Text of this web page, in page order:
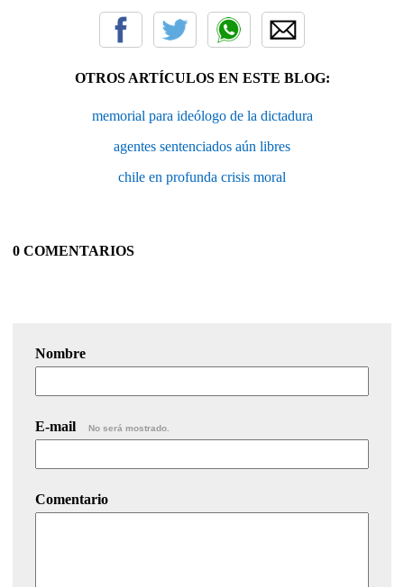
OTROS ARTÍCULOS EN ESTE BLOG:
memorial para ideólogo de la dictadura
agentes sentenciados aún libres
chile en profunda crisis moral
0 COMENTARIOS
Nombre
E-mail No será mostrado.
Comentario